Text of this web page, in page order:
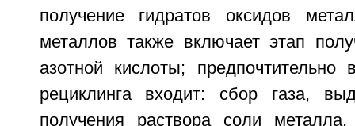
получение гидратов оксидов
металлов также включает этап
азотной кислоты;
рециклинга входит: сбор газа,
получения раствора соли металла,